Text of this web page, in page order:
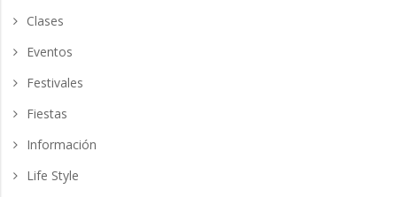
Clases
Eventos
Festivales
Fiestas
Información
Life Style